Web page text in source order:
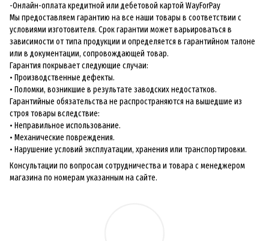
-Онлайн-оплата кредитной или дебетовой картой WayForPay
Мы предоставляем гарантию на все наши товары в соответствии с
условиями изготовителя. Срок гарантии может варьироваться в
зависимости от типа продукции и определяется в гарантийном талоне
или в документации, сопровождающей товар.
Гарантия покрывает следующие случаи:
• Производственные дефекты.
• Поломки, возникшие в результате заводских недостатков.
Гарантийные обязательства не распространяются на вышедшие из
строя товары вследствие:
• Неправильное использование.
• Механические повреждения.
• Нарушение условий эксплуатации, хранения или транспортировки.
Консультации по вопросам сотрудничества и товара с менеджером
магазина по номерам указанным на сайте.